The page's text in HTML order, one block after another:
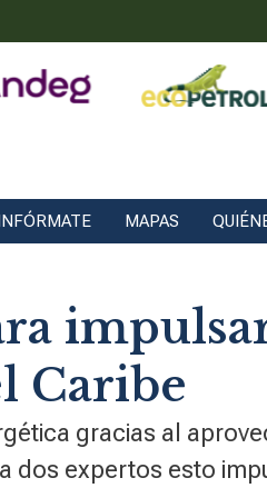
MAPAS
Caribe
gracias al
dos expertos esto